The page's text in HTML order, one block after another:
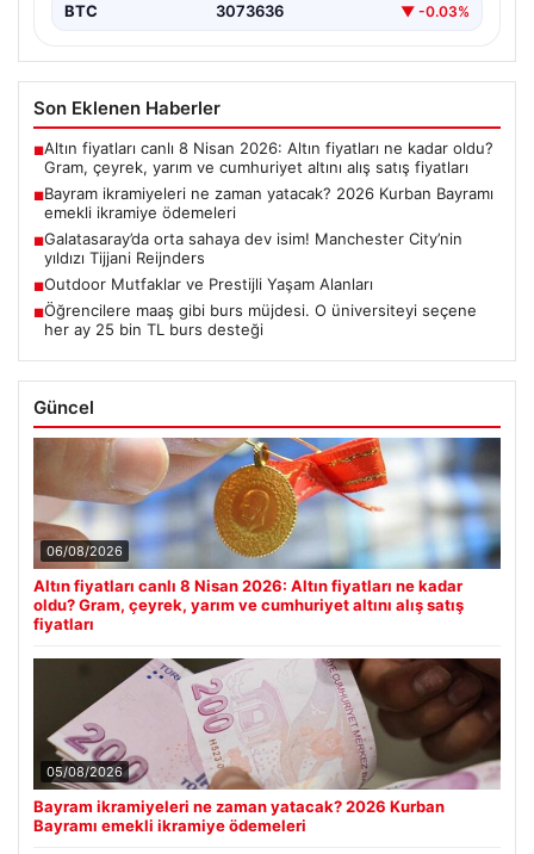
BTC 3073636 ▼ -0.03%
Son Eklenen Haberler
■Altın fiyatları canlı 8 Nisan 2026: Altın fiyatları ne kadar oldu?
Gram, çeyrek, yarım ve cumhuriyet altını alış satış fiyatları
■Bayram ikramiyeleri ne zaman yatacak? 2026 Kurban Bayramı
emekli ikramiye ödemeleri
■Galatasaray’da orta sahaya dev isim! Manchester City’nin
yıldızı Tijjani Reijnders
■Outdoor Mutfaklar ve Prestijli Yaşam Alanları
■Öğrencilere maaş gibi burs müjdesi. O üniversiteyi seçene
her ay 25 bin TL burs desteği
Güncel
06/08/2026
Altın fiyatları canlı 8 Nisan 2026: Altın fiyatları ne kadar
oldu? Gram, çeyrek, yarım ve cumhuriyet altını alış satış
fiyatları
05/08/2026
Bayram ikramiyeleri ne zaman yatacak? 2026 Kurban
Bayramı emekli ikramiye ödemeleri